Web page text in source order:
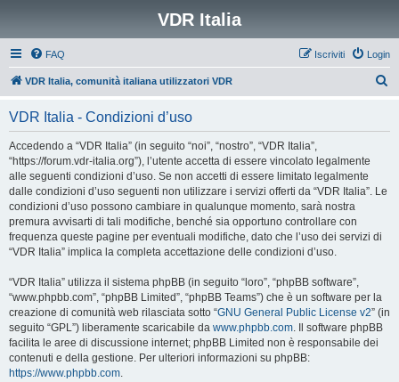
VDR Italia
FAQ Login
Iscriviti
VDR Italia, comunità italiana utilizzatori VDR
VDR Italia - Condizioni d’uso
Accedendo a “VDR Italia” (in seguito “noi”, “nostro”, “VDR Italia”,
“https://forum.vdr-italia.org”), l’utente accetta di essere vincolato legalmente
alle seguenti condizioni d’uso. Se non accetti di essere limitato legalmente
dalle condizioni d’uso seguenti non utilizzare i servizi offerti da “VDR Italia”. Le
condizioni d’uso possono cambiare in qualunque momento, sarà nostra
premura avvisarti di tali modifiche, benché sia opportuno controllare con
frequenza queste pagine per eventuali modifiche, dato che l’uso dei servizi di
“VDR Italia” implica la completa accettazione delle condizioni d’uso.
“VDR Italia” utilizza il sistema phpBB (in seguito “loro”, “phpBB software”,
“www.phpbb.com”, “phpBB Limited”, “phpBB Teams”) che è un software per la
creazione di comunità web rilasciata sotto “GNU General Public License v2” (in
seguito “GPL”) liberamente scaricabile da www.phpbb.com. Il software phpBB
facilita le aree di discussione internet; phpBB Limited non è responsabile dei
contenuti e della gestione. Per ulteriori informazioni su phpBB:
https://www.phpbb.com.